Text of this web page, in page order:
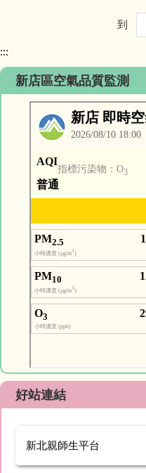
到
:::
新店區空氣品質監測
好站連結
新北親師生平台